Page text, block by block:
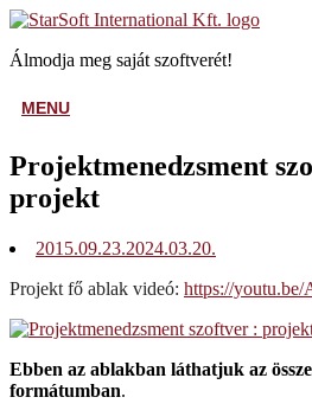
Skip
content
Home
Álmodja meg saját szoftverét!
MENUMENU
Projektmenedzsment
projekt
2015.09.23.2024.03.20.
Projekt fő ablak videó: https://
Ebben az ablakban láthatjuk az
formátumban.